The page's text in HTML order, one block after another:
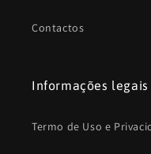
Contactos
Informações legais
Termo de Uso e